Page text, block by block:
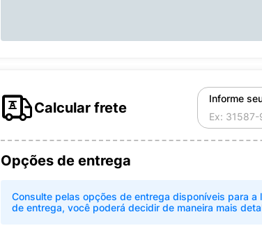
Calcular frete
Informe
Opções de entrega
Consulte pelas opções de entrega disponíveis para a
de entrega, você poderá decidir de maneira mais